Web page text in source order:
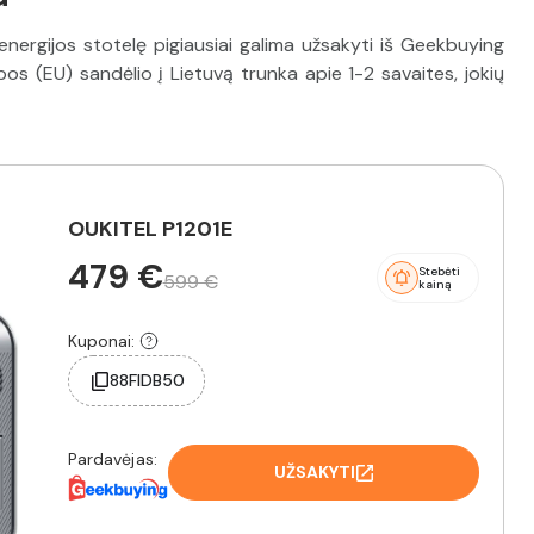
stotelę pigiausiai galima užsakyti iš Geekbuying
(EU) sandėlio į Lietuvą trunka apie 1-2 savaites, jokių
OUKITEL P1201E
479 €599 €
Stebėti
kainą
Kuponai:
88FIDB50
Pardavėjas:
UŽSAKYTI